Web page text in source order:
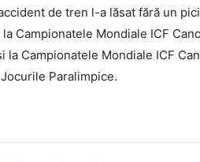
de tren l-a lăsat fără un
Campionatele Mondiale ICF
la Campionatele Mondiale ICF
Paralimpice.